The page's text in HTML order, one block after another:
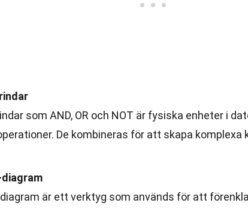
som AND, OR och NOT är fysiska enheter i
De kombineras för att skapa komplexa
är ett verktyg som används för att